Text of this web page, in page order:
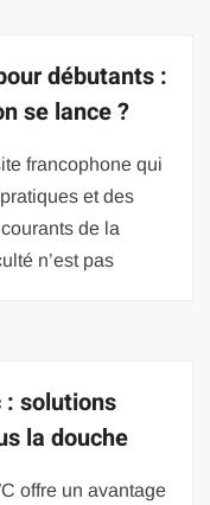
débutants :
se lance ?
francophone qui
et des
de la
n’est pas
: solutions
la douche
offre un avantage